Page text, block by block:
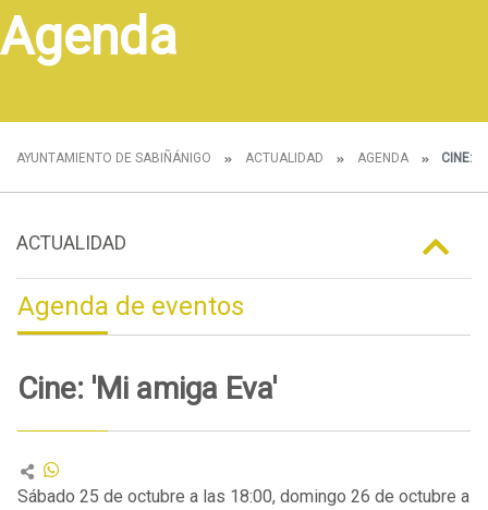
Agenda
AYUNTAMIENTO DE SABIÑÁNIGO ACTUALIDAD AGENDA CINE:
ACTUALIDAD
Agenda de eventos
Cine: 'Mi amiga Eva'
Sábado 25 de octubre a las 18:00, domingo 26 de octubre a